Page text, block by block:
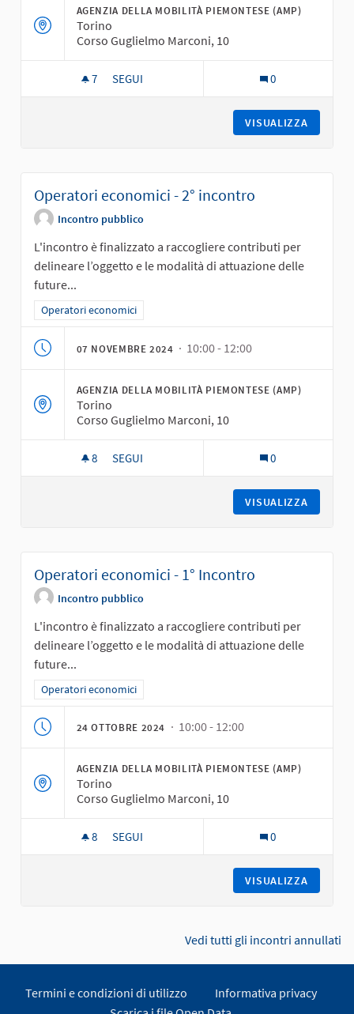
AGENZIA DELLA MOBILITÀ PIEMONTESE (AMP)
Torino
Corso Guglielmo Marconi, 10
7 7 SOSTENITORI
SEGUI 0
VISUALIZZA
Operatori economici - 2° incontro
Incontro pubblico
L'incontro è finalizzato a raccogliere contributi per
delineare l’oggetto e le modalità di attuazione delle
future...
Filtra i risultati per categoria: Operatori economici
Operatori economici
07 NOVEMBRE 2024 · 10:00 - 12:00
AGENZIA DELLA MOBILITÀ PIEMONTESE (AMP)
Torino
Corso Guglielmo Marconi, 10
8 8 SOSTENITORI
SEGUI 0
VISUALIZZA
Operatori economici - 1° Incontro
Incontro pubblico
L'incontro è finalizzato a raccogliere contributi per
delineare l’oggetto e le modalità di attuazione delle
future...
Filtra i risultati per categoria: Operatori economici
Operatori economici
24 OTTOBRE 2024 · 10:00 - 12:00
AGENZIA DELLA MOBILITÀ PIEMONTESE (AMP)
Torino
Corso Guglielmo Marconi, 10
8 8 SOSTENITORI
SEGUI 0
VISUALIZZA
Vedi tutti gli incontri annullati
Termini e condizioni di utilizzo
Informativa privacy